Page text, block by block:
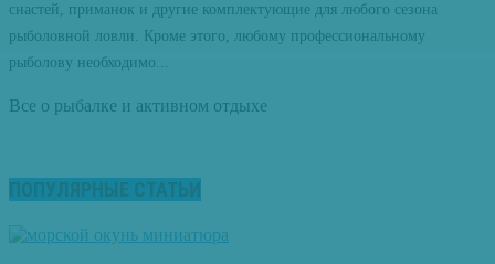
снастей, приманок и другие комплектующие для любого сезона
рыболовной ловли. Кроме этого, любому профессиональному
рыболову необходимо...
Все о рыбалке и активном отдыхе
ПОПУЛЯРНЫЕ СТАТЬИ